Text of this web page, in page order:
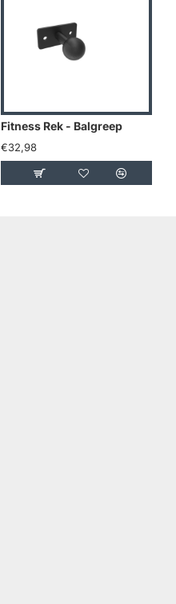
Fitness Rek - Balgreep
€32,98